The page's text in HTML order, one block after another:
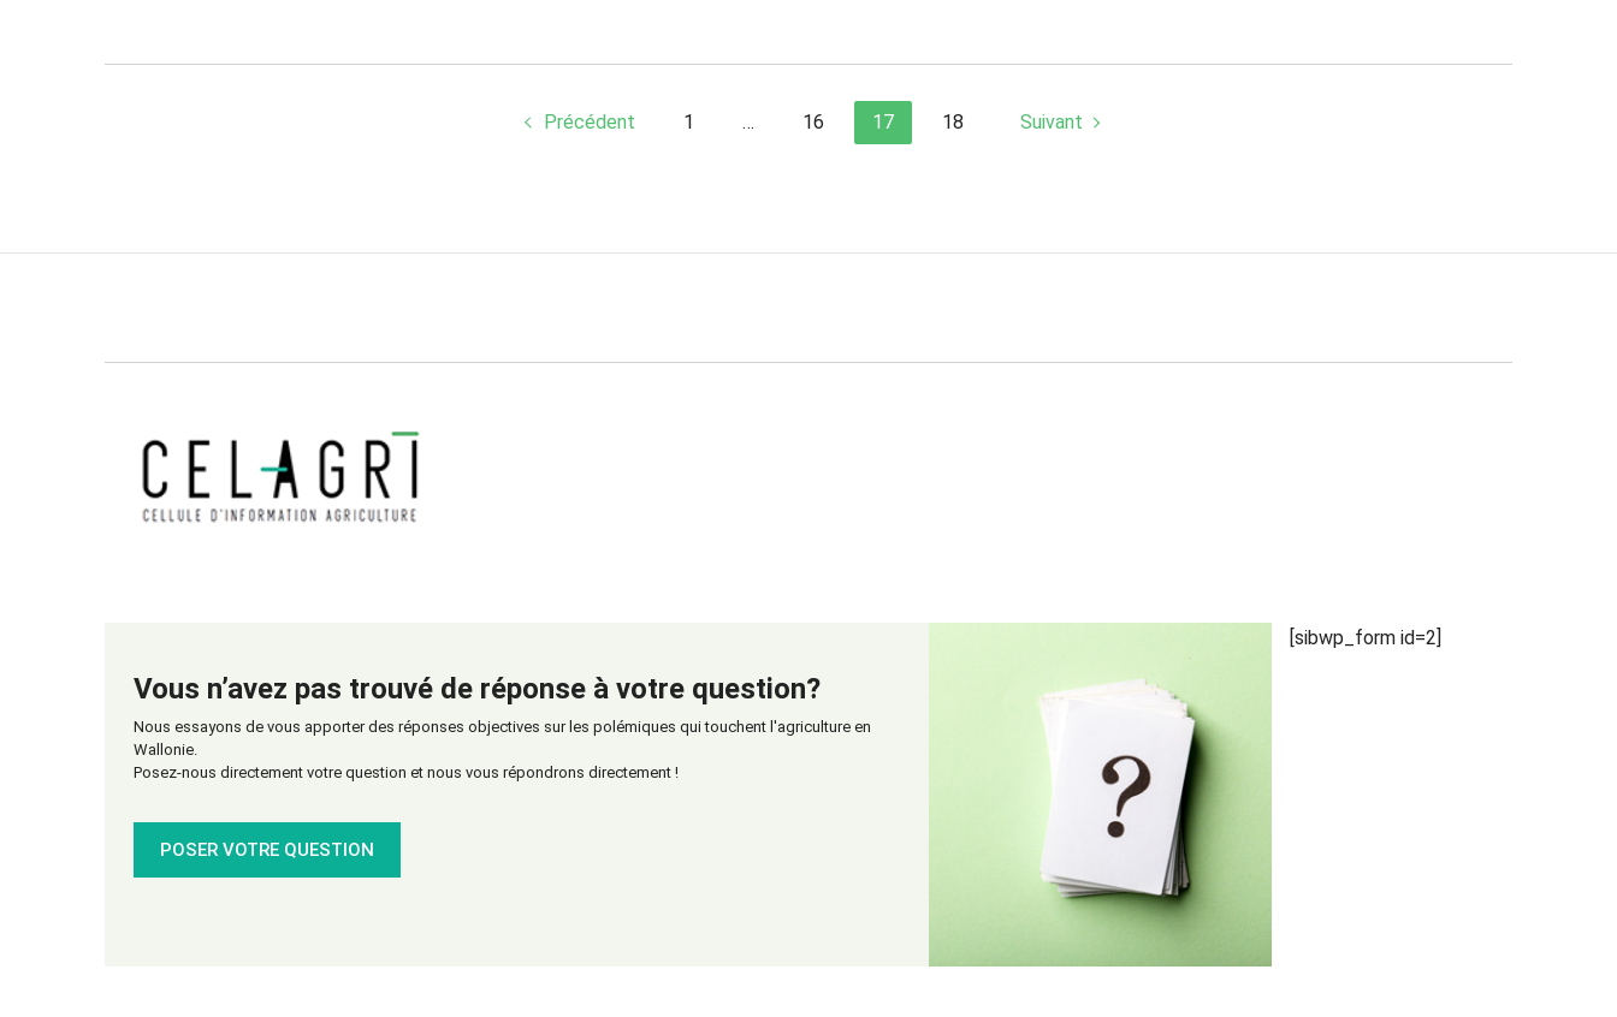
Précédent 1 … 16 17 18 Suivant
Vous n’avez pas trouvé de réponse à votre question?
Nous essayons de vous apporter des réponses objectives sur les polémiques qui touchent l'agriculture en
Wallonie.
Posez-nous directement votre question et nous vous répondrons directement !
POSER VOTRE QUESTION
[sibwp_form id=2]